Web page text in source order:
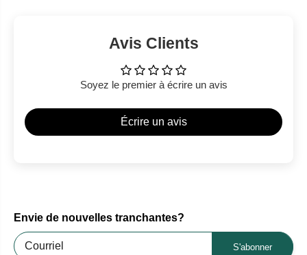
Avis Clients
Soyez le premier à écrire un avis
Écrire un avis
Envie de nouvelles tranchantes?
S'abonner